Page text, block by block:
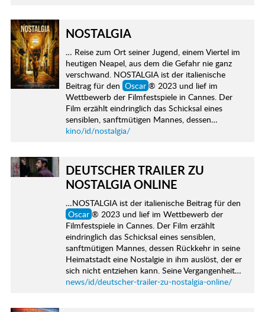
NOSTALGIA
… Reise zum Ort seiner Jugend, einem Viertel im
heutigen Neapel, aus dem die Gefahr nie ganz
verschwand. NOSTALGIA ist der italienische
Beitrag für den Oscar ® 2023 und lief im
Wettbewerb der Filmfestspiele in Cannes. Der
Film erzählt eindringlich das Schicksal eines
sensiblen, sanftmütigen Mannes, dessen…
kino/id/nostalgia/
DEUTSCHER TRAILER ZU
NOSTALGIA ONLINE
…NOSTALGIA ist der italienische Beitrag für den
Oscar ® 2023 und lief im Wettbewerb der
Filmfestspiele in Cannes. Der Film erzählt
eindringlich das Schicksal eines sensiblen,
sanftmütigen Mannes, dessen Rückkehr in seine
Heimatstadt eine Nostalgie in ihm auslöst, der er
sich nicht entziehen kann. Seine Vergangenheit…
news/id/deutscher-trailer-zu-nostalgia-online/